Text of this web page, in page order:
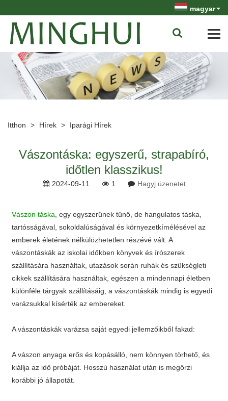
magyar
Itthon > Hírek > Iparági Hírek
Vászontáska: egyszerű, strapabíró,
időtlen klasszikus!
2024-09-11 1 Hagyj üzenetet
Vászon táska, egy egyszerűnek tűnő, de hangulatos táska,
tartósságával, sokoldalúságával és környezetkímélésével az
emberek életének nélkülözhetetlen részévé vált. A
vászontáskák az iskolai időkben könyvek és írószerek
szállítására használtak, utazások során ruhák és szükségleti
cikkek szállítására használtak, egészen a mindennapi életben
különféle tárgyak szállításáig, a vászontáskák mindig is egyedi
varázsukkal kísérték az embereket.
A vászontáskák varázsa saját egyedi jellemzőikből fakad:
A vászon anyaga erős és kopásálló, nem könnyen törhető, és
kiállja az idő próbáját. Hosszú használat után is megőrzi
korábbi jó állapotát.